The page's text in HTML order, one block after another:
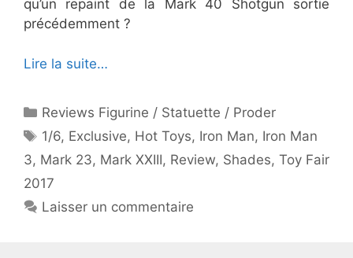
qu’un repaint de la Mark 40 Shotgun sortie
précédemment ?
Lire la suite…
Catégories
Reviews Figurine / Statuette / Proder
Étiquettes
1/6, Exclusive, Hot Toys, Iron Man, Iron Man
3, Mark 23, Mark XXIII, Review, Shades, Toy Fair
2017
Laisser un commentaire